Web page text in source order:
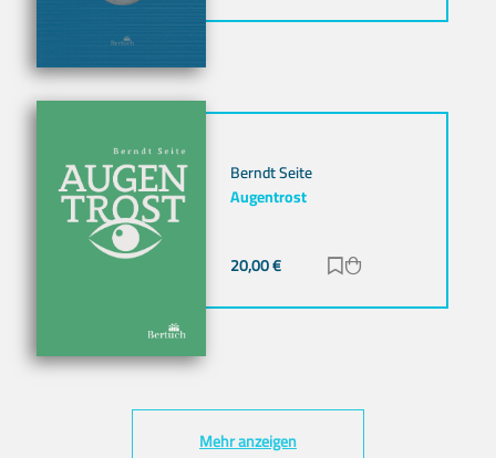
Berndt Seite
Augentrost
20,00€ Zur Merkliste
Mehr anzeigen